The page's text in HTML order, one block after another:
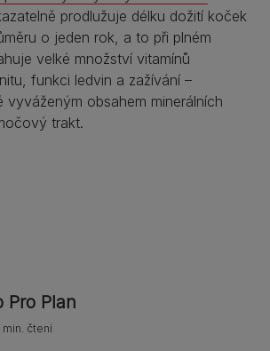
prodlužuje délku dožití koček
o jeden rok, a to při plném
velké množství vitamínů
funkci ledvin a zažívání –
vyváženým obsahem minerálních
trakt.
Pro Plan
min. čtení